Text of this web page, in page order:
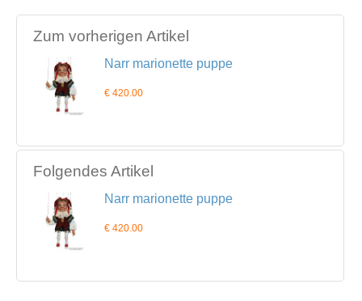
Zum vorherigen Artikel
Narr marionette puppe
€ 420.00
Folgendes Artikel
Narr marionette puppe
€ 420.00